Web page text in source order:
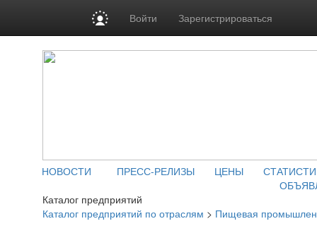
Войти Зарегистрироваться
НОВОСТИ ПРЕСС-РЕЛИЗЫ ЦЕНЫ
Каталог предприятий
Каталог предприятий по отраслям > Пищевая